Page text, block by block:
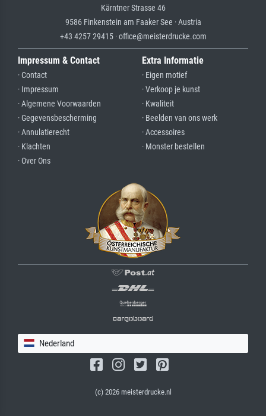
Kärntner Strasse 46
9586 Finkenstein am Faaker See · Austria
+43 4257 29415 · office@meisterdrucke.com
Impressum & Contact
· Contact
· Impressum
· Algemene Voorwaarden
· Gegevensbescherming
· Annulatierecht
· Klachten
· Over Ons
Extra Informatie
· Eigen motief
· Verkoop je kunst
· Kwaliteit
· Beelden van ons werk
· Accessoires
· Monster bestellen
Nederland
(c) 2026 meisterdrucke.nl